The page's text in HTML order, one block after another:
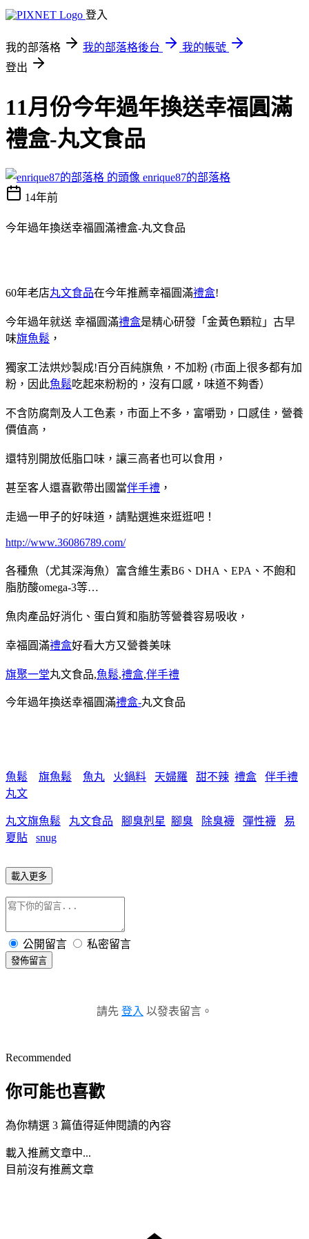
登入
我的部落格 我的部落格後台
我的帳號
登出
11月份今年過年換送幸福圓滿
禮盒-丸文食品
enrique87的部落格
14年前
今年過年換送幸福圓滿禮盒-丸文食品
60年老店丸文食品在今年推薦幸福圓滿禮盒!
今年過年就送 幸福圓滿禮盒是精心研發「金黃色顆粒」古早
味旗魚鬆 ，
獨家工法烘炒製成!百分百純旗魚，不加粉 (市面上很多都有加
粉，因此魚鬆吃起來粉粉的，沒有口感，味道不夠香）
不含防腐劑及人工色素，市面上不多，富嚼勁，口感佳，營養
價值高，
還特別開放低脂口味，讓三高者也可以食用，
甚至客人還喜歡帶出國當伴手禮 ，
走過一甲子的好味道，請點選進來逛逛吧！
http://www.36086789.com/
各種魚（尤其深海魚）富含維生素B6、DHA、EPA、不飽和
脂肪酸omega-3等…
魚肉產品好消化、蛋白質和脂肪等營養容易吸收，
幸福圓滿禮盒好看大方又營養美味
旗聚一堂丸文食品,魚鬆,禮盒,伴手禮
今年過年換送幸福圓滿禮盒-丸文食品
魚鬆 旗魚鬆 魚丸 火鍋料 天婦羅 甜不辣 禮盒
伴手禮
丸文
丸文旗魚鬆 丸文食品 腳臭剋星 腳臭 除臭襪 彈性襪
易
夏貼
snug
載入更多
公開留言 私密留言
發佈留言
請先 登入 以發表留言。
Recommended
你可能也喜歡
為你精選 3 篇值得延伸閱讀的內容
載入推薦文章中...
目前沒有推薦文章